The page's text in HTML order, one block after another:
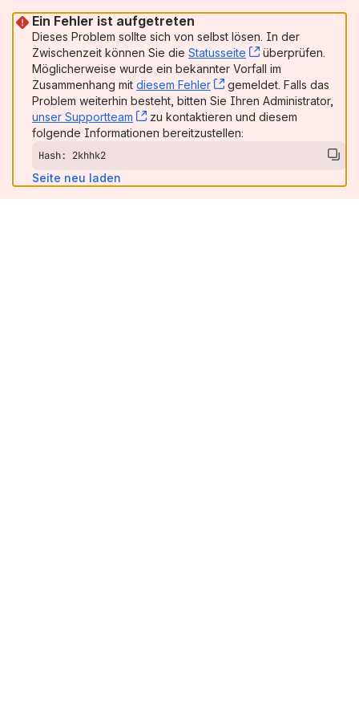
Ein Fehler ist aufgetreten
Dieses Problem sollte sich von selbst lösen. In der
Zwischenzeit können Sie die Statusseite , (opens new
überprüfen.
Möglicherweise wurde ein bekannter Vorfall im
Zusammenhang mit diesem Fehler , (opens new window)
gemeldet. Falls das
Problem weiterhin besteht, bitten Sie Ihren Administrator,
unser Supportteam
, (opens new window)
zu kontaktieren und diesem
folgende Informationen bereitzustellen:
Hash: 2khhk2
Seite neu laden